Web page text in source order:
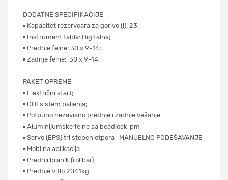
DODATNE SPECIFIKACIJE
▪ Kapacitet rezervoara za gorivo (l): 23;
▪ Instrument tabla: Digitalna;
▪ Prednje felne: 30 x 9-14;
▪ Zadnje felne: 30 x 9-14.
PAKET OPREME
▪ Električni start;
▪ CDI sistem paljenja;
▪ Potpuno nezavisno prednje i zadnje vešanje
▪ Aluminijumske felne sa beadlock-pm
▪ Servo (EPS) tri stepen otpora- MANUELNO PODEŠAVANJE
▪ Mobilna aplikacija
▪ Prednji branik (rollbar)
▪ Prednje vitlo 2041kg